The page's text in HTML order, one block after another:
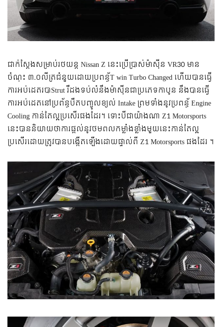
ជាក់ស្តែងសម្រាប់រថយន្ត Nissan Z នេះប្រើប្រាស់ម៉ាស៊ីន VR30 មាន
ចំណុះ ៣.០លីត្រជំនួយ​ដោ​យ​ប្រពន្ធ័​T win Turbo Changed ហើយបានធ្វើ
ការអប់ដេតរបាStrut ​រឺដងទប់លំនឹងម៉ាស៊ីន​ជាប្រភេទ​កាបូន នឹង​បាន​ធ្វើ​
ការ​អប់ដេតនៅប្រព័ន្ធបឺតបញ្ចូលខ្យល់ Intake ព្រមទាំងនូវ​ប្រពន្ធ័ Engine
Cooling កាន់តែ​​ល្អប្រសើរផងដែរ។ ទោះបីជាយ៉ាងណា Z1 Motorsports ​
នេះ​បាន​និយាយថា​ការផ្តល់​នូវ​ថមពល​​​កម្លាំងខ្លាំងមួយនេះ​កាន់តែ​ល្អ​
ប្រសើរ​​ដោយ​​ត្រូវបាន​បង្កើត​ឡើង​ដោយផ្ទាល់ពី Z1 Motorsports ផងដែរ ។